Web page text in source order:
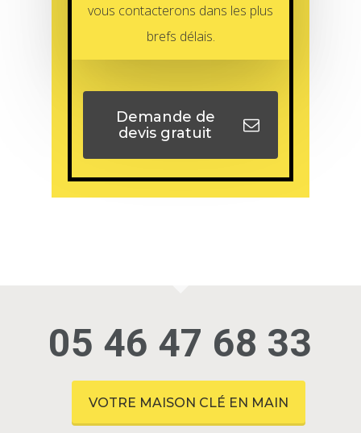
vous contacterons dans les plus
brefs délais.
Demande de
devis gratuit
05 46 47 68 33
VOTRE MAISON CLÉ EN MAIN